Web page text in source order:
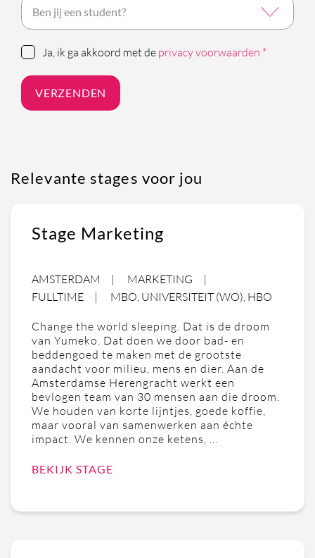
Ja, ik ga akkoord met de privacy voorwaarden *
VERZENDEN
Relevante stages voor jou
Stage Marketing
AMSTERDAM
MARKETING
FULLTIME
MBO, UNIVERSITEIT (WO), HBO
Change the world sleeping. Dat is de droom
van Yumeko. Dat doen we door bad- en
beddengoed te maken met de grootste
aandacht voor milieu, mens en dier. Aan de
Amsterdamse Herengracht werkt een
bevlogen team van 30 mensen aan die droom.
We houden van korte lijntjes, goede koffie,
maar vooral van samenwerken aan échte
impact. We kennen onze ketens, …
BEKIJK STAGE